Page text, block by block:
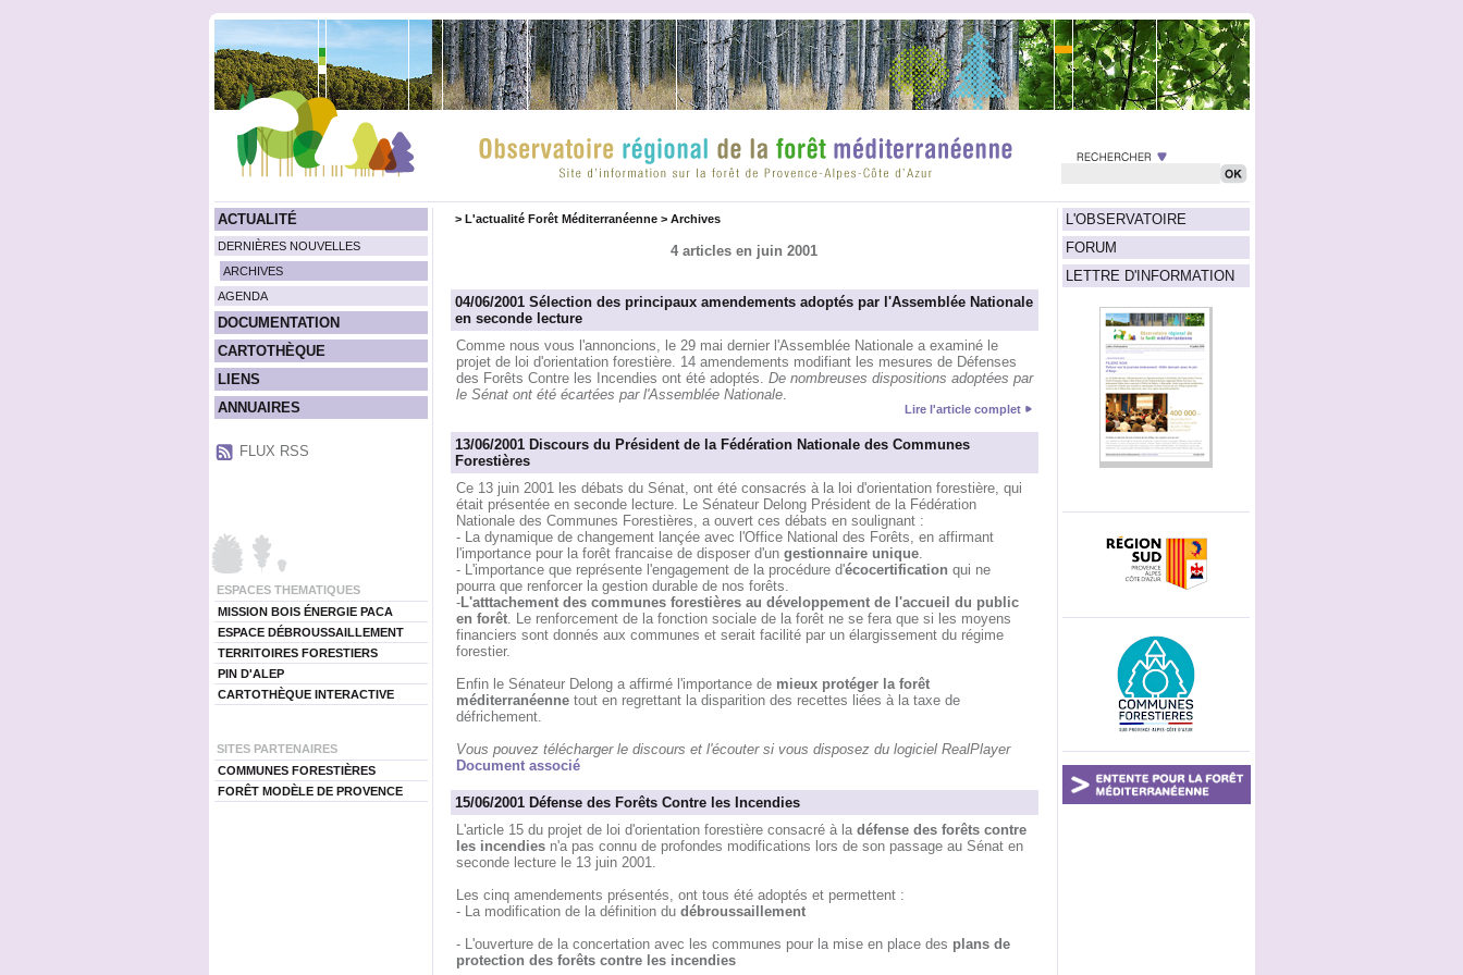
ACTUALITÉ
DERNIÈRES NOUVELLES
ARCHIVES
AGENDA
DOCUMENTATION
CARTOTHÈQUE
LIENS
ANNUAIRES
FLUX RSS
ESPACES THEMATIQUES
MISSION BOIS ÉNERGIE PACA
ESPACE DÉBROUSSAILLEMENT
TERRITOIRES FORESTIERS
PIN D'ALEP
CARTOTHÈQUE INTERACTIVE
SITES PARTENAIRES
COMMUNES FORESTIÈRES
FORÊT MODÈLE DE PROVENCE
L'OBSERVATOIRE
FORUM
LETTRE D'INFORMATION
> L'actualité Forêt Méditerranéenne> Archives
4 articles en juin 2001
04/06/2001 Sélection des principaux amendements adoptés par l'Assemblée Nationale
en seconde lecture
Comme nous vous l'annoncions, le 29 mai dernier l'Assemblée Nationale a examiné le
projet de loi d'orientation forestière. 14 amendements modifiant les mesures de Défenses
des Forêts Contre les Incendies ont été adoptés. De nombreuses dispositions adoptées par
le Sénat ont été écartées par l'Assemblée Nationale.
Lire l'article complet
13/06/2001 Discours du Président de la Fédération Nationale des Communes
Forestières
Ce 13 juin 2001 les débats du Sénat, ont été consacrés à la loi d'orientation forestière, qui
était présentée en seconde lecture. Le Sénateur Delong Président de la Fédération
Nationale des Communes Forestières, a ouvert ces débats en soulignant :
- La dynamique de changement lançée avec l'Office National des Forêts, en affirmant
l'importance pour la forêt francaise de disposer d'un gestionnaire unique.
- L'importance que représente l'engagement de la procédure d'écocertification qui ne
pourra que renforcer la gestion durable de nos forêts.
-L'atttachement des communes forestières au développement de l'accueil du public
en forêt. Le renforcement de la fonction sociale de la forêt ne se fera que si les moyens
financiers sont donnés aux communes et serait facilité par un élargissement du régime
forestier.
Enfin le Sénateur Delong a affirmé l'importance de mieux protéger la forêt
méditerranéennetout en regrettant la disparition des recettes liées à la taxe de
défrichement.
Vous pouvez télécharger le discours et l'écouter si vous disposez du logiciel RealPlayer
Document associé
15/06/2001 Défense des Forêts Contre les Incendies
L'article 15 du projet de loi d'orientation forestière consacré à la défense des forêts contre
les incendiesn'a pas connu de profondes modifications lors de son passage au Sénat en
seconde lecture le 13 juin 2001.
Les cinq amendements présentés, ont tous été adoptés et permettent :
- La modification de la définition du débroussaillement
- L'ouverture de la concertation avec les communes pour la mise en place des plans de
protection des forêts contre les incendies